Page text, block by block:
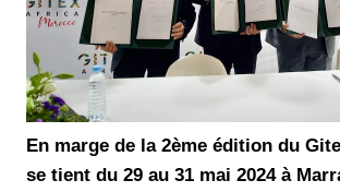
En marge de la 2ème édition du
se tient du 29 au 31 mai 2024 à